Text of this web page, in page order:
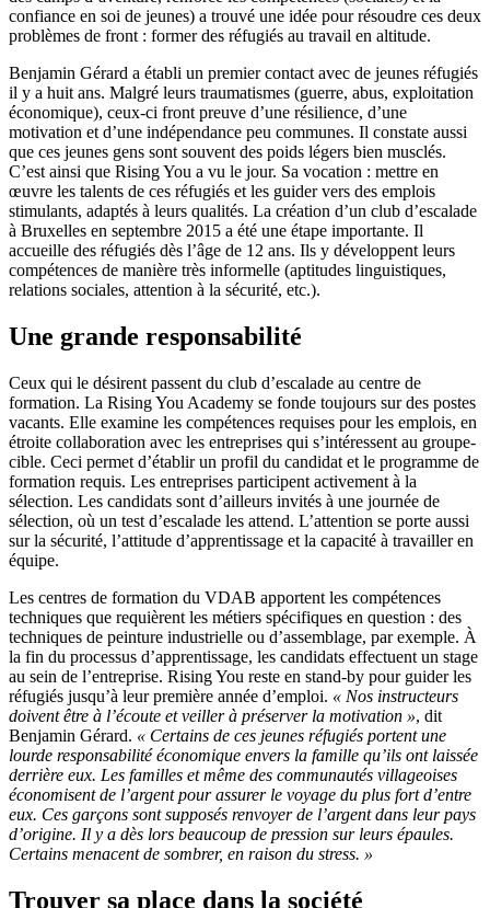
confiance en soi de jeunes) a trouvé une idée pour résoudre ces deux
problèmes de front : former des réfugiés au travail en altitude.
Benjamin Gérard a établi un premier contact avec de jeunes réfugiés
il y a huit ans. Malgré leurs traumatismes (guerre, abus, exploitation
économique), ceux-ci front preuve d’une résilience, d’une
motivation et d’une indépendance peu communes. Il constate aussi
que ces jeunes gens sont souvent des poids légers bien musclés.
C’est ainsi que Rising You a vu le jour. Sa vocation : mettre en
œuvre les talents de ces réfugiés et les guider vers des emplois
stimulants, adaptés à leurs qualités. La création d’un club d’escalade
à Bruxelles en septembre 2015 a été une étape importante. Il
accueille des réfugiés dès l’âge de 12 ans. Ils y développent leurs
compétences de manière très informelle (aptitudes linguistiques,
relations sociales, attention à la sécurité, etc.).
Une grande responsabilité
Ceux qui le désirent passent du club d’escalade au centre de
formation. La Rising You Academy se fonde toujours sur des postes
vacants. Elle examine les compétences requises pour les emplois, en
étroite collaboration avec les entreprises qui s’intéressent au groupe-
cible. Ceci permet d’établir un profil du candidat et le programme de
formation requis. Les entreprises participent activement à la
sélection. Les candidats sont d’ailleurs invités à une journée de
sélection, où un test d’escalade les attend. L’attention se porte aussi
sur la sécurité, l’attitude d’apprentissage et la capacité à travailler en
équipe.
Les centres de formation du VDAB apportent les compétences
techniques que requièrent les métiers spécifiques en question : des
techniques de peinture industrielle ou d’assemblage, par exemple. À
la fin du processus d’apprentissage, les candidats effectuent un stage
au sein de l’entreprise. Rising You reste en stand-by pour guider les
réfugiés jusqu’à leur première année d’emploi. « Nos instructeurs
doivent être à l’écoute et veiller à préserver la motivation », dit
Benjamin Gérard. « Certains de ces jeunes réfugiés portent une
lourde responsabilité économique envers la famille qu’ils ont laissée
derrière eux. Les familles et même des communautés villageoises
économisent de l’argent pour assurer le voyage du plus fort d’entre
eux. Ces garçons sont supposés renvoyer de l’argent dans leur pays
d’origine. Il y a dès lors beaucoup de pression sur leurs épaules.
Certains menacent de sombrer, en raison du stress. »
Trouver sa place dans la société